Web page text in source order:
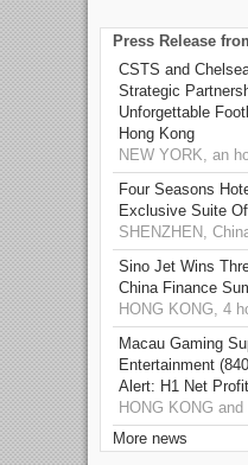
Press Release
CSTS and
Strategic
Unforgettable
Hong Kong
NEW YORK, an
Four Seasons
Exclusive Suite
SHENZHEN,
Sino Jet Wins
China Finance
HONG KONG, 4
Macau Gaming
Entertainment
Alert: H1 Net
HONG KONG
More news